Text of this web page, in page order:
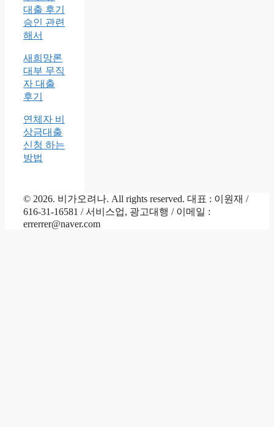
대출 후기
승인 관련
해서
새희망론
대부 무직
자 대출
후기
연체자 비
상금대출
신청 하는
방법
© 2026. 비가오려나. All rights reserved. 대표 : 이원재 /
616-31-16581 / 서비스업, 광고대행 / 이메일 :
errerrer@naver.com